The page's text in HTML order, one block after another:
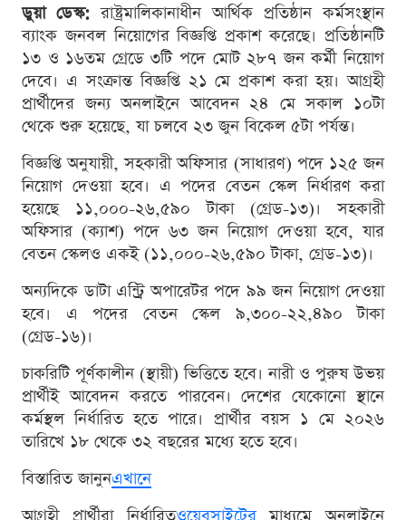
ডুয়া ডেস্ক: রাষ্ট্রমালিকানাধীন আর্থিক প্রতিষ্ঠান কর্মসংস্থান
ব্যাংক জনবল নিয়োগের বিজ্ঞপ্তি প্রকাশ করেছে। প্রতিষ্ঠানটি
১৩ ও ১৬তম গ্রেডে ৩টি পদে মোট ২৮৭ জন কর্মী নিয়োগ
দেবে। এ সংক্রান্ত বিজ্ঞপ্তি ২১ মে প্রকাশ করা হয়। আগ্রহী
প্রার্থীদের জন্য অনলাইনে আবেদন ২৪ মে সকাল ১০টা
থেকে শুরু হয়েছে, যা চলবে ২৩ জুন বিকেল ৫টা পর্যন্ত।
বিজ্ঞপ্তি অনুযায়ী, সহকারী অফিসার (সাধারণ) পদে ১২৫ জন
নিয়োগ দেওয়া হবে। এ পদের বেতন স্কেল নির্ধারণ করা
হয়েছে ১১,০০০-২৬,৫৯০ টাকা (গ্রেড-১৩)। সহকারী
অফিসার (ক্যাশ) পদে ৬৩ জন নিয়োগ দেওয়া হবে, যার
বেতন স্কেলও একই (১১,০০০-২৬,৫৯০ টাকা, গ্রেড-১৩)।
অন্যদিকে ডাটা এন্ট্রি অপারেটর পদে ৯৯ জন নিয়োগ দেওয়া
হবে। এ পদের বেতন স্কেল ৯,৩০০-২২,৪৯০ টাকা
(গ্রেড-১৬)।
চাকরিটি পূর্ণকালীন (স্থায়ী) ভিত্তিতে হবে। নারী ও পুরুষ উভয়
প্রার্থীই আবেদন করতে পারবেন। দেশের যেকোনো স্থানে
কর্মস্থল নির্ধারিত হতে পারে। প্রার্থীর বয়স ১ মে ২০২৬
তারিখে ১৮ থেকে ৩২ বছরের মধ্যে হতে হবে।
বিস্তারিত জানুনএখানে